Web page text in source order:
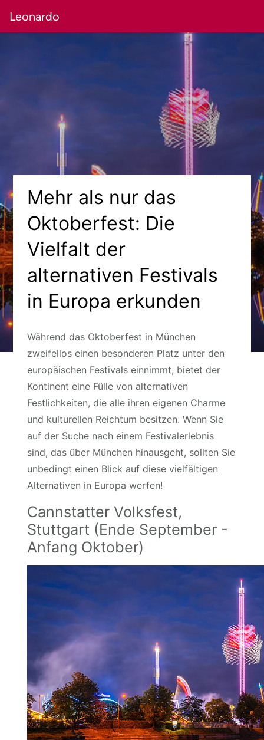
Leonardo
Mehr als nur das
Oktoberfest: Die
Vielfalt der
alternativen Festivals
in Europa erkunden
Während das Oktoberfest in München
zweifellos einen besonderen Platz unter den
europäischen Festivals einnimmt, bietet der
Kontinent eine Fülle von alternativen
Festlichkeiten, die alle ihren eigenen Charme
und kulturellen Reichtum besitzen. Wenn Sie
auf der Suche nach einem Festivalerlebnis
sind, das über München hinausgeht, sollten Sie
unbedingt einen Blick auf diese vielfältigen
Alternativen in Europa werfen!
Cannstatter Volksfest,
Stuttgart (Ende September -
Anfang Oktober)